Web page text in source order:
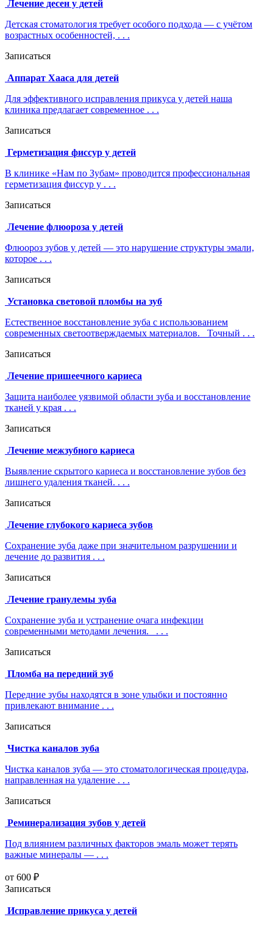
Лечение десен у детей
Детская стоматология требует особого подхода — с учётом
возрастных особенностей, . . .
Записаться
Аппарат Хааса для детей
Для эффективного исправления прикуса у детей наша
клиника предлагает современное . . .
Записаться
Герметизация фиссур у детей
В клинике «Нам по Зубам» проводится профессиональная
герметизация фиссур у . . .
Записаться
Лечение флюороза у детей
Флюороз зубов у детей — это нарушение структуры эмали,
которое . . .
Записаться
Установка световой пломбы на зуб
Естественное восстановление зуба с использованием
современных светоотверждаемых материалов. Точный . . .
Записаться
Лечение пришеечного кариеса
Защита наиболее уязвимой области зуба и восстановление
тканей у края . . .
Записаться
Лечение межзубного кариеса
Выявление скрытого кариеса и восстановление зубов без
лишнего удаления тканей. . . .
Записаться
Лечение глубокого кариеса зубов
Сохранение зуба даже при значительном разрушении и
лечение до развития . . .
Записаться
Лечение гранулемы зуба
Сохранение зуба и устранение очага инфекции
современными методами лечения. . . .
Записаться
Пломба на передний зуб
Передние зубы находятся в зоне улыбки и постоянно
привлекают внимание . . .
Записаться
Чистка каналов зуба
Чистка каналов зуба — это стоматологическая процедура,
направленная на удаление . . .
Записаться
Реминерализация зубов у детей
Под влиянием различных факторов эмаль может терять
важные минералы — . . .
от 600 ₽
Записаться
Исправление прикуса у детей